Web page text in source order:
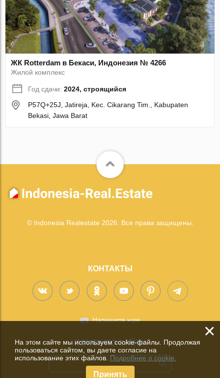
ЖК Rotterdam в Бекаси, Индонезия № 4266
Жилой комплекс
Год сдачи:2024, строящийся
P57Q+25J, Jatireja, Kec. Cikarang Tim., Kabupaten
Bekasi, Jawa Barat
© Indonesia Realestate 2026. Все права защищены.
КОНТАКТЫ
Напишите нам
ПОИСК ПО САЙТУ
×
На этом сайте мы используем cookie-файлы. Продолжая
пользоваться сайтом, вы даете согласие на
использование этих файлов.Подробнее о cookie.
Принять